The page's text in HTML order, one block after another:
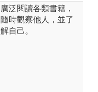
廣泛閱讀各類書籍，
隨時觀察他人，並了
解自己。